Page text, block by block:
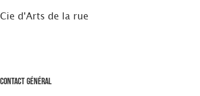
Cie d'Arts de la rue
Contact Général